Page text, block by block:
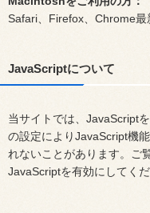
Safari、Firefox、Chrome最
JavaScriptについて
当サイトでは、JavaScript
の設定によりJavaScript機
れないことがあります。ご
JavaScriptを有効にしてくだ